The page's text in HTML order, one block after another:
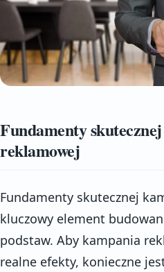
Fundamenty
reklamowej
Fundamenty skutecznej
kluczowy element
podstaw. Aby kampania
realne efekty, konieczne